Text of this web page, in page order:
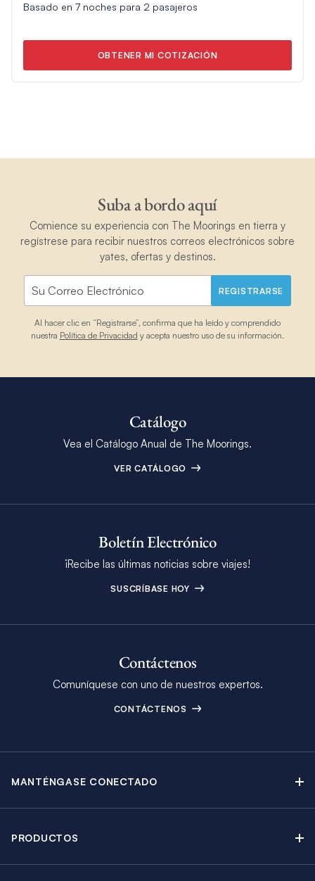
Basado en 7noches para 2 pasajeros
OBTENER MI COTIZACIÓN
Suba a bordo aquí
Comience su experiencia con The Moorings en tierra y
regístrese para recibir nuestros correos electrónicos sobre
yates, ofertas y destinos.
REGISTRARSE
Al hacer clic en “Registrarse”, confirma que ha leído y comprendido
nuestra Política de Privacidad y acepta nuestro uso de su información.
Catálogo
Vea el Catálogo Anual de The Moorings.
VER CATÁLOGO
Boletín Electrónico
¡Recibe las últimas noticias sobre viajes!
SUSCRÍBASE HOY
Contáctenos
Comuníquese con uno de nuestros expertos.
CONTÁCTENOS
MANTÉNGASE CONECTADO
PRODUCTOS